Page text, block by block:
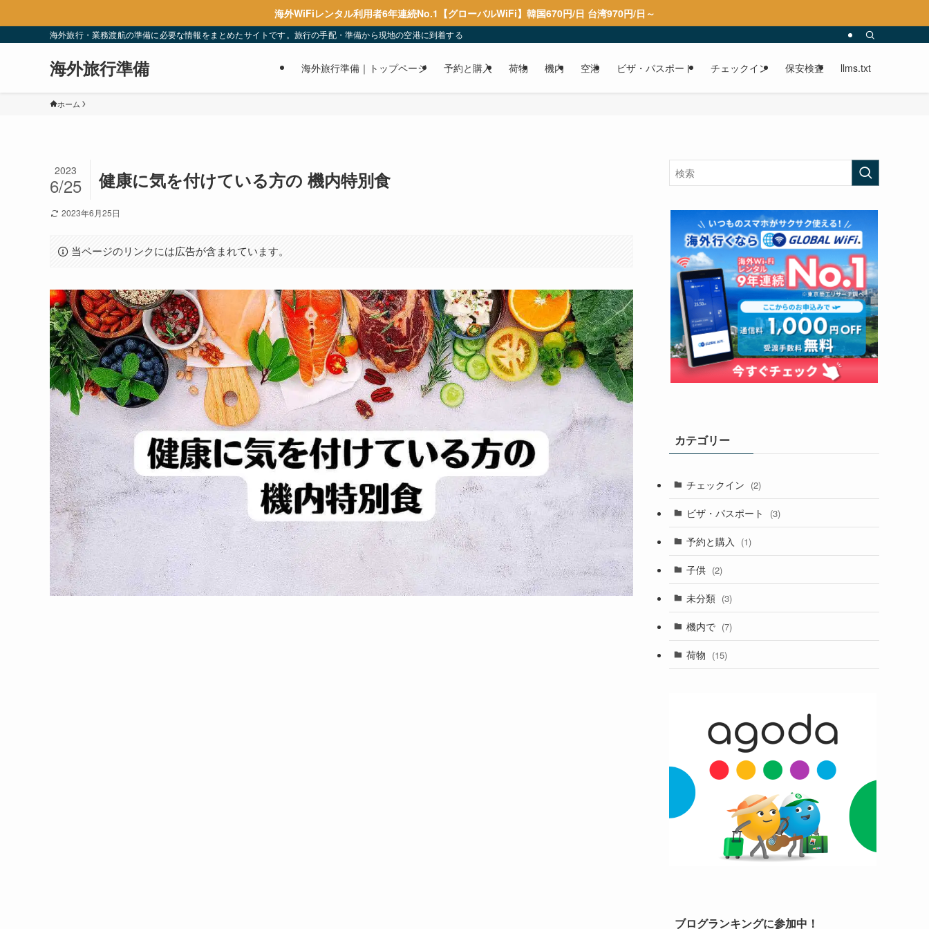
海外WiFiレンタル利用者6年連続No.1【グローバルWiFi】韓国670円/日 台湾970円/日～
海外旅行・業務渡航の準備に必要な情報をまとめたサイトです。旅行の手配・準備から現地の空港に到着するまでを解説しています。
海外旅行準備 海外旅行準備｜トップページ 予約と購入 荷物 機内 空港 ビザ・パスポート チェックイン 保安検査 llms.txt
ホーム
健康に気を付けている方の 機内特別食
2023
6/25
2023年6月25日
当ページのリンクには広告が含まれています。
カテゴリー
チェックイン (2)
ビザ・パスポート (3)
予約と購入 (1)
子供 (2)
未分類 (3)
機内で (7)
荷物 (15)
ブログランキングに参加中！